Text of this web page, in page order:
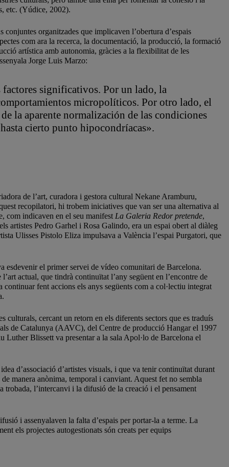
etc. (Yúdice, 2002).
organitzades que implicaven l’obertura d’espais
com ara la recerca, la documentació, la producció, la formació
artística amb autonomia, gràcies a la flexibilitat de les
Jorge Luis Marzo:
factores significativos. Por un lado, la
micropolíticos. Por otro lado, el
la aparente normalización de las condiciones
cierto punto hipocondríacas».
de l’art, curadora i gestora cultural Nekane Aramburu,
recopilatori, hi trobem iniciatives que van ser una alternativa al
com indicaven en el seu manifest La Galeria Redor pretende,
artistes Pedro Garhel i Rosa Galindo, era un espai obert al diàleg
Ulisses Pistolo Eliza impulsava a València l’espai Purgatori, que
el primer servei de vídeo comunitari de Barcelona.
actual, que tindrà continuïtat l’any següent en l’encontre de
fent accions els anys següents com a col·lectiu integrat
culturals, cercant un retorn en els diferents sectors que es traduís
de Catalunya (AAVC), del Centre de producció Hangar el 1997
Luther Blissett va presentar a la sala Apol·lo de Barcelona el
d’associació d’artistes visuals, i que va tenir continuïtat durant
manera anònima, temporal i canviant. Aquest fet no sembla
l’intercanvi i la difusió de la creació i el pensament
i assenyalaven la falta d’espais per portar-la a terme. La
els projectes autogestionats són creats per equips